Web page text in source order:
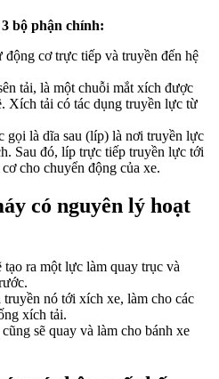
bộ phận chính:
cơ trực tiếp và truyền đến hệ
tải, là một chuỗi mắt xích được
Xích tải có tác dụng truyền lực từ
gọi là dĩa sau (líp) là nơi truyền lực
Sau đó, líp trực tiếp truyền lực tới
cho chuyển động của xe.
có nguyên lý hoạt
ra một lực làm quay trục và
nó tới xích xe, làm cho các
xích tải.
sẽ quay và làm cho bánh xe